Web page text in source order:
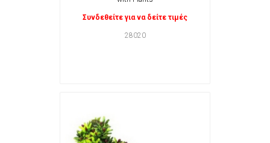
Συνδεθείτε για να δείτε τιμές
28020